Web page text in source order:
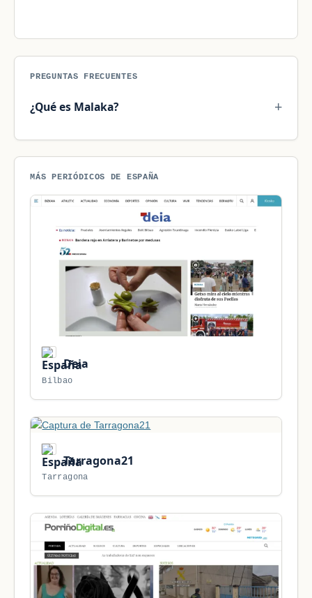
PREGUNTAS FRECUENTES
¿Qué es Malaka?
MÁS PERIÓDICOS DE ESPAÑA
Deia
Bilbao
Tarragona21
Tarragona